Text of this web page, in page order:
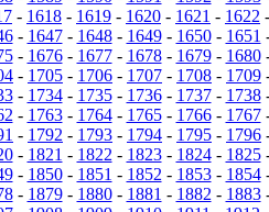
- 1618 - 1619 - 1620 - 1621 - 1622 -
- 1647- 1648- 1649- 1650- 1651
- 1676- 1677- 1678- 1679- 1680
- 1705 - 1706 - 1707 - 1708 - 1709
- 1734- 1735- 1736- 1737- 1738
- 1763- 1764- 1765- 1766- 1767
- 1792 - 1793 - 1794 - 1795 - 1796
- 1821 - 1822 - 1823- 1824- 1825
- 1850- 1851 - 1852 - 1853- 1854
- 1879- 1880- 1881 - 1882 - 1883